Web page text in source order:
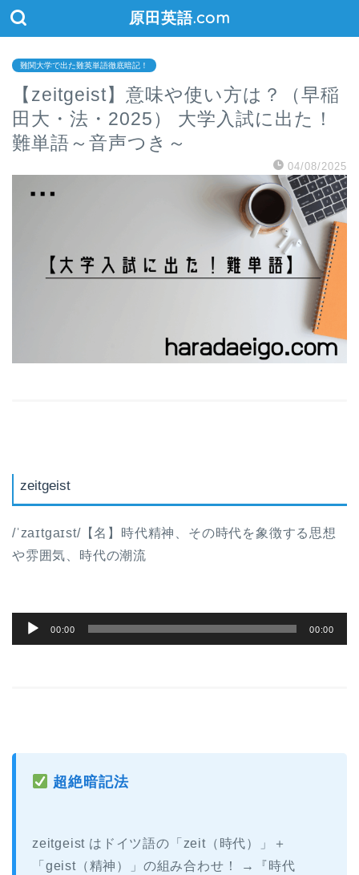
原田英語.com
難関大学で出た難英単語徹底暗記！
【zeitgeist】意味や使い方は？（早稲
田大・法・2025） 大学入試に出た！
難単語～音声つき～
04/08/2025
zeitgeist
/ˈzaɪtɡaɪst/【名】時代精神、その時代を象徴する思想
や雰囲気、時代の潮流
声
ー
00:00 00:00
超絶暗記法
zeitgeist はドイツ語の「zeit（時代）」＋
「geist（精神）」の組み合わせ！ →『時代